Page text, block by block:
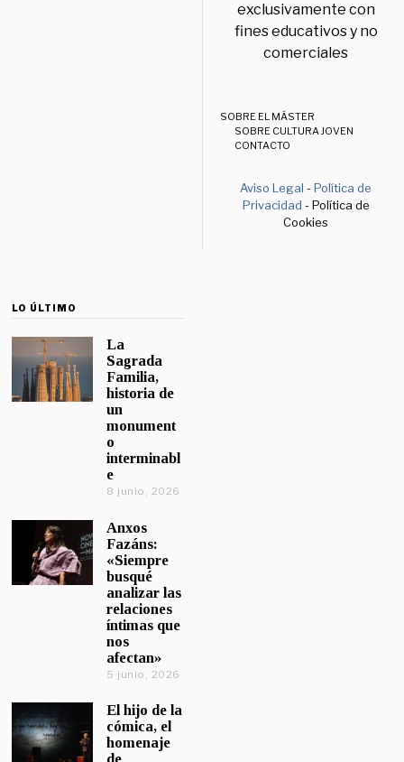
exclusivamente con
fines educativos y no
comerciales
SOBRE EL MÁSTER
SOBRE CULTURA JOVEN
CONTACTO
Aviso Legal -Política de
Privacidad - Política de
Cookies
LO ÚLTIMO
La
Sagrada
Familia,
historia de
un
monument
o
interminabl
e
8 junio, 2026
Anxos
Fazáns:
«Siempre
busqué
analizar las
relaciones
íntimas que
nos
afectan»
5 junio, 2026
El hijo de la
cómica, el
homenaje